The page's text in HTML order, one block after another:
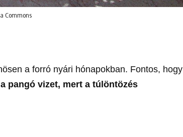
Commons
a forró nyári hónapokban. Fontos, hogy
pangó vizet, mert a túlöntözés